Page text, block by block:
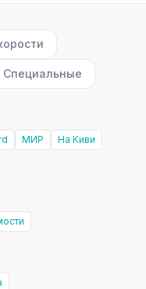
Специальные
МИР
На Киви